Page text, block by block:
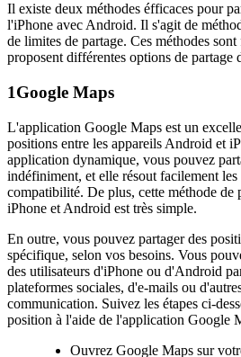
Il existe deux méthodes éfficaces pour
l'iPhone avec Android. Il s'agit de
de limites de partage. Ces méthodes
proposent différentes options de partage
1Google Maps
L'application Google Maps est un
positions entre les appareils Android et
application dynamique, vous pouvez
indéfiniment, et elle résout facilement les
compatibilité. De plus, cette méthode de
iPhone et Android est très simple.
En outre, vous pouvez partager des
spécifique, selon vos besoins. Vous
des utilisateurs d'iPhone ou d'Android
plateformes sociales, d'e-mails ou
communication. Suivez les étapes ci-
position à l'aide de l'application Google
Ouvrez Google Maps sur